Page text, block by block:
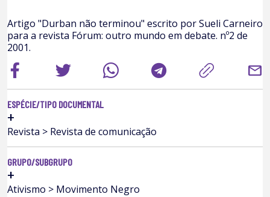
Artigo "Durban não terminou" escrito por Sueli Carneiro
para a revista Fórum: outro mundo em debate. nº2 de
2001.
mail
ESPÉCIE/TIPO DOCUMENTAL
+
Revista > Revista de comunicação
GRUPO/SUBGRUPO
+
Ativismo > Movimento Negro